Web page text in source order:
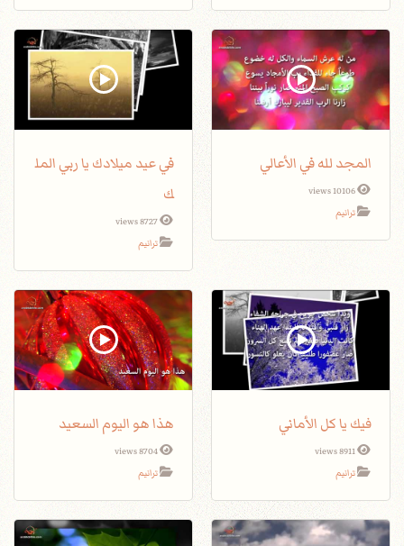
المجد لله في الأعالي
10106 views
ترانيم
في عيد ميلادك يا ربي المل
ك
8727 views
ترانيم
فيك يا كل الأماني
8911 views
ترانيم
هذا هو اليوم السعيد
8704 views
ترانيم